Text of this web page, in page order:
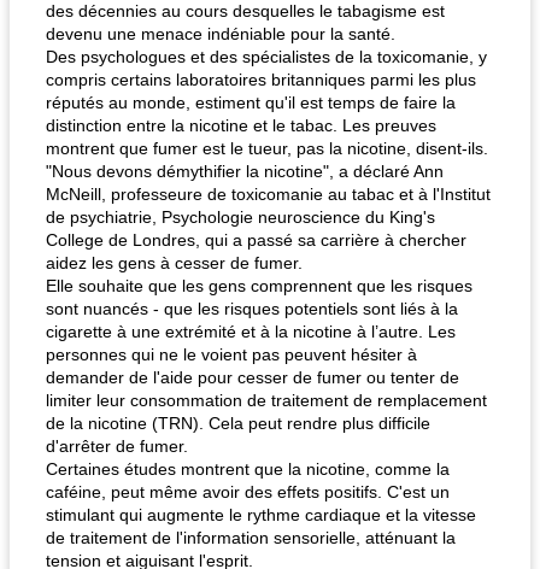
des décennies au cours desquelles le tabagisme est
devenu une menace indéniable pour la santé.
Des psychologues et des spécialistes de la toxicomanie, y
compris certains laboratoires britanniques parmi les plus
réputés au monde, estiment qu'il est temps de faire la
distinction entre la nicotine et le tabac. Les preuves
montrent que fumer est le tueur, pas la nicotine, disent-ils.
"Nous devons démythifier la nicotine", a déclaré Ann
McNeill, professeure de toxicomanie au tabac et à l'Institut
de psychiatrie, Psychologie neuroscience du King's
College de Londres, qui a passé sa carrière à chercher
aidez les gens à cesser de fumer.
Elle souhaite que les gens comprennent que les risques
sont nuancés - que les risques potentiels sont liés à la
cigarette à une extrémité et à la nicotine à l’autre. Les
personnes qui ne le voient pas peuvent hésiter à
demander de l'aide pour cesser de fumer ou tenter de
limiter leur consommation de traitement de remplacement
de la nicotine (TRN). Cela peut rendre plus difficile
d'arrêter de fumer.
Certaines études montrent que la nicotine, comme la
caféine, peut même avoir des effets positifs. C'est un
stimulant qui augmente le rythme cardiaque et la vitesse
de traitement de l'information sensorielle, atténuant la
tension et aiguisant l'esprit.